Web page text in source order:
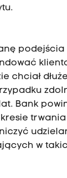
chciał
Bank
w